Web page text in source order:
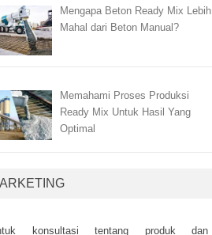
Mengapa Beton Ready Mix Lebih
Mahal dari Beton Manual?
Memahami Proses Produksi
Ready Mix Untuk Hasil Yang
Optimal
kоnsultаsі tеntаng рrоduk dаn